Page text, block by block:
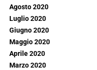
Agosto 2020
Luglio 2020
Giugno 2020
Maggio 2020
Aprile 2020
Marzo 2020